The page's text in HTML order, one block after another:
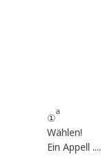
①
a
Wählen!
Ein Appell ....